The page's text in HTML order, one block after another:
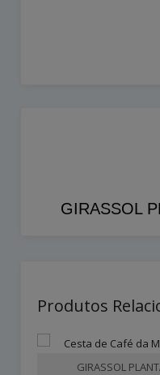
GIRASSOL
Produtos
GIRASSOL